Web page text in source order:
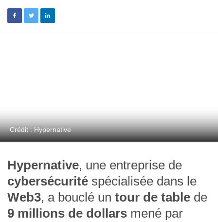
Crédit : Hypernative
Hypernative, une entreprise de
cybersécurité spécialisée dans le
Web3, a bouclé un tour de table de
9 millions de dollars mené par